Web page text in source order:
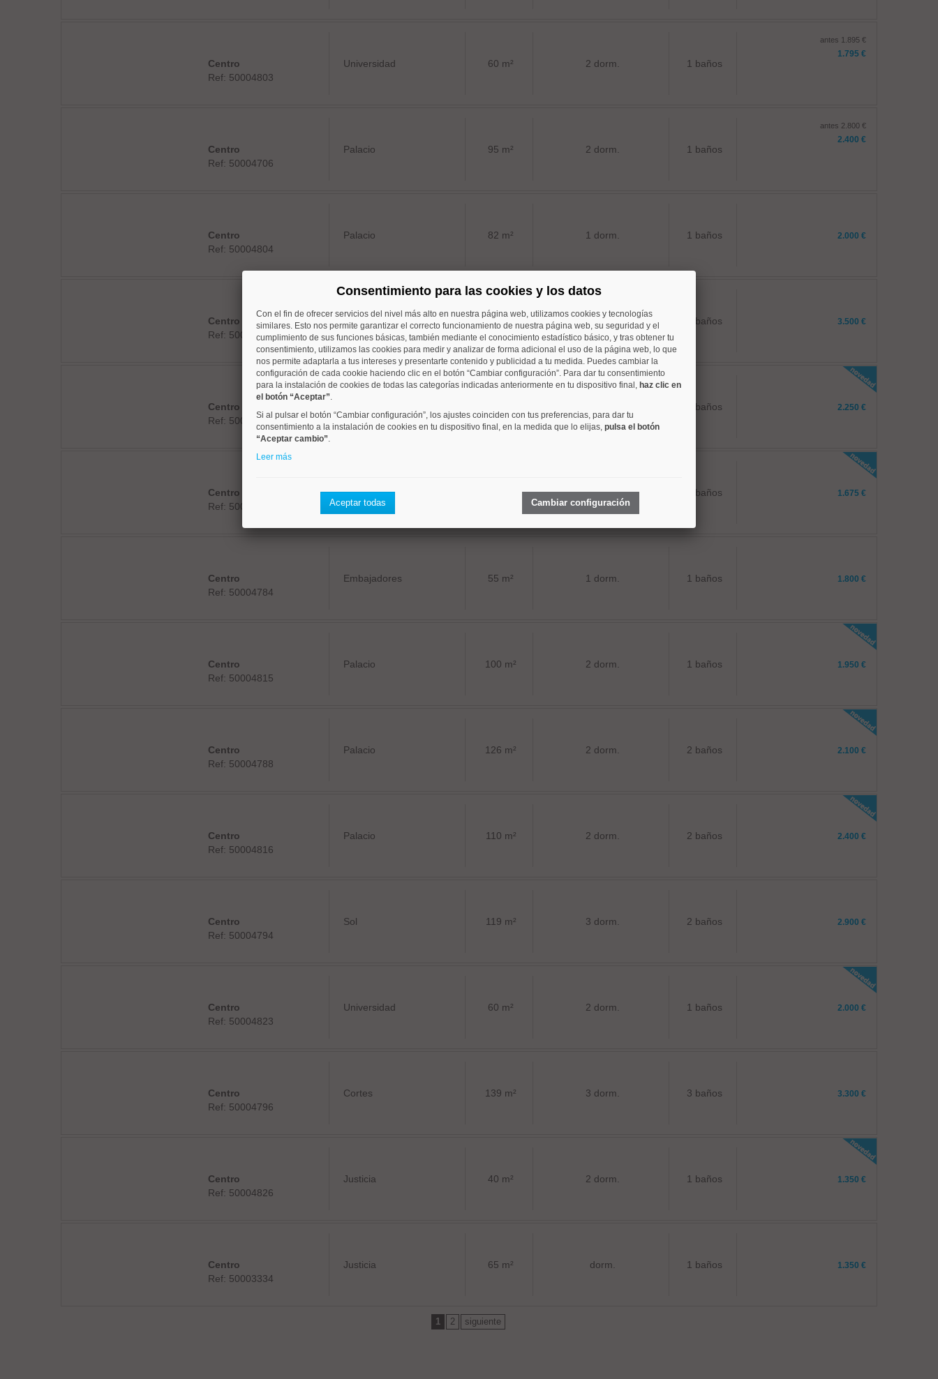
Centro
Ref: 50004803
Universidad 60 m² 2 dorm. 1 baños
antes 1.895 €
1.795 €
Centro
Ref: 50004706
Palacio 95 m² 2 dorm. 1 baños
antes 2.800 €
2.400 €
Centro
Ref: 50004804
Palacio 82 m² 1 dorm. 1 baños 2.000 €
Centro
Ref: 50004728
Palacio 186 m² 5 dorm. 3 baños 3.500 €
Centro
Ref: 50004809
2 baños 2.250 €
Centro
Ref: 50004810
Justicia 2 dorm. 1 baños 1.675 €
Centro
Ref: 50004784
Embajadores 55 m² 1 dorm. 1 baños 1.800 €
Centro
Ref: 50004815
Palacio 100 m² 2 dorm. 1 baños 1.950 €
Centro
Ref: 50004788
Palacio 126 m² 2 dorm. 2 baños 2.100 €
Centro
Ref: 50004816
Palacio 110 m² 2 dorm. 2 baños 2.400 €
Centro
Ref: 50004794
Sol 119 m² 3 dorm. 2 baños 2.900 €
Centro
Ref: 50004823
Universidad 60 m² 2 dorm. 1 baños 2.000 €
Centro
Ref: 50004796
Cortes 139 m² 3 dorm. 3 baños 3.300 €
Centro
Ref: 50004826
Justicia 40 m² 2 dorm. 1 baños 1.350 €
Centro
Ref: 50003334
Justicia 65 m² dorm. 1 baños 1.350 €
1 2 siguiente
Consentimiento para las cookies y los datos
Con el fin de ofrecer servicios del nivel más alto en nuestra página web, utilizamos cookies y tecnologías
similares. Esto nos permite garantizar el correcto funcionamiento de nuestra página web, su seguridad y el
cumplimiento de sus funciones básicas, también mediante el conocimiento estadístico básico, y tras obtener tu
consentimiento, utilizamos las cookies para medir y analizar de forma adicional el uso de la página web, lo que
nos permite adaptarla a tus intereses y presentarte contenido y publicidad a tu medida. Puedes cambiar la
configuración de cada cookie haciendo clic en el botón “Cambiar configuración”. Para dar tu consentimiento
para la instalación de cookies de todas las categorías indicadas anteriormente en tu dispositivo final, haz clic en
el botón “Aceptar”.
Si al pulsar el botón “Cambiar configuración”, los ajustes coinciden con tus preferencias, para dar tu
consentimiento a la instalación de cookies en tu dispositivo final, en la medida que lo elijas, pulsa el botón
“Aceptar cambio”.
Leer más
Aceptar todas Cambiar configuración